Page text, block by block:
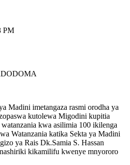
PM
Madini imetangaza rasmi orodha ya
kutolewa Migodini kupitia
kwa asilimia 100 ikilenga
Watanzania katika Sekta ya Madini
ya Rais Dk.Samia S. Hassan
kikamilifu kwenye mnyororo